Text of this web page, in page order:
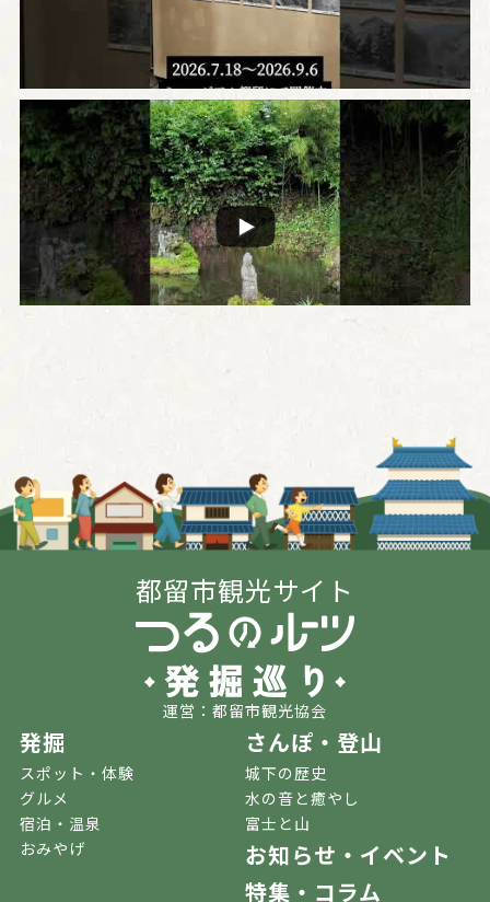
都留市観光サイト
運営：都留市観光協会
発掘
スポット・体験
グルメ
宿泊・温泉
おみやげ
さんぽ・登山
城下の歴史
水の音と癒やし
富士と山
お知らせ・イベント
特集・コラム